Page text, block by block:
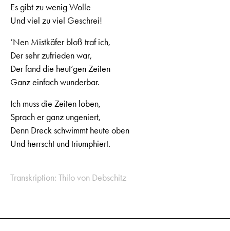
Es gibt zu wenig Wolle
Und viel zu viel Geschrei!
‘Nen Mistkäfer bloß traf ich,
Der sehr zufrieden war,
Der fand die heut’gen Zeiten
Ganz einfach wunderbar.
Ich muss die Zeiten loben,
Sprach er ganz ungeniert,
Denn Dreck schwimmt heute oben
Und herrscht und triumphiert.
Transkription: Thilo von Debschitz